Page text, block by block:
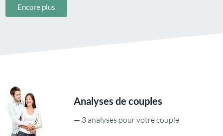
Encore plus
Analyses de couples
— 3 analyses pour votre couple